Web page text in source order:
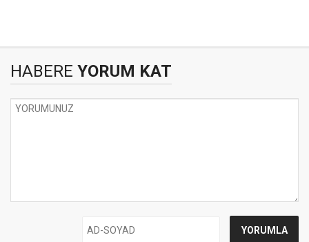
HABERE YORUM KAT